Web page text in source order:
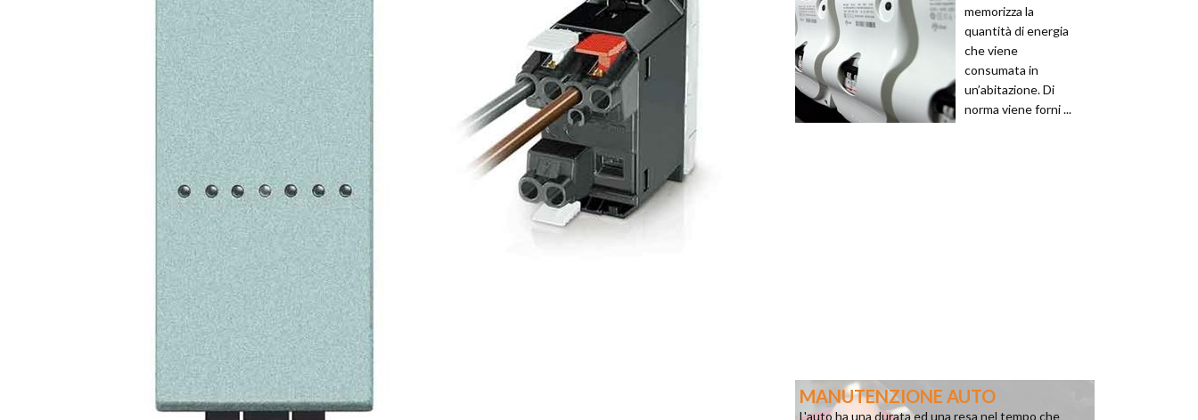
memorizza la
quantità di energia
che viene
consumata in
un’abitazione. Di
norma viene forni ...
MANUTENZIONE AUTO
L'auto ha una durata ed una resa nel tempo che